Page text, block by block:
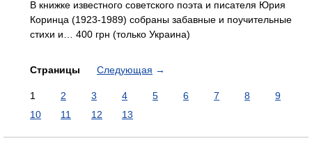
В книжке известного советского поэта и писателя Юрия
Коринца (1923-1989) собраны забавные и поучительные
стихи и… 400 грн (только Украина)
Страницы Следующая →
1 2 3 4 5 6 7 8
9
10
11 12 13